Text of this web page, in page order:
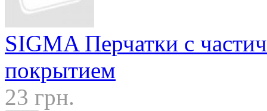
SIGMA Перчатки с
покрытием
23 грн.